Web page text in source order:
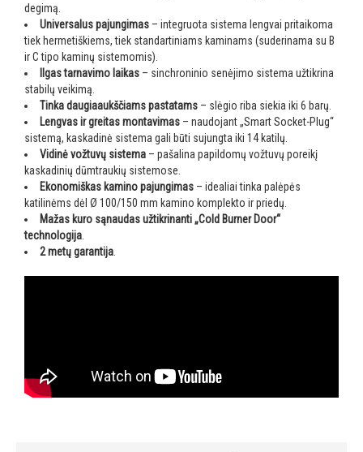
degimą.
Universalus pajungimas – integruota sistema lengvai pritaikoma
tiek hermetiškiems, tiek standartiniams kaminams (suderinama su B
ir C tipo kaminų sistemomis).
Ilgas tarnavimo laikas – sinchroninio senėjimo sistema užtikrina
stabilų veikimą.
Tinka daugiaaukščiams pastatams – slėgio riba siekia iki 6 barų.
Lengvas ir greitas montavimas – naudojant „Smart Socket-Plug“
sistemą, kaskadinė sistema gali būti sujungta iki 14 katilų.
Vidinė vožtuvų sistema – pašalina papildomų vožtuvų poreikį
kaskadinių dūmtraukių sistemose.
Ekonomiškas kamino pajungimas – idealiai tinka palėpės
katilinėms dėl Ø 100/150 mm kamino komplekto ir priedų.
Mažas kuro sąnaudas užtikrinanti „Cold Burner Door“
technologija.
2 metų garantija.